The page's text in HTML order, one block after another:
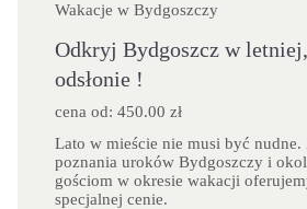
Wakacje w Bydgoszczy
Odkryj Bydgoszcz w
odsłonie !
cena od: 450.00 zł
Lato w mieście nie musi być nudne.
poznania uroków Bydgoszczy i
gościom w okresie wakacji
specjalnej cenie.